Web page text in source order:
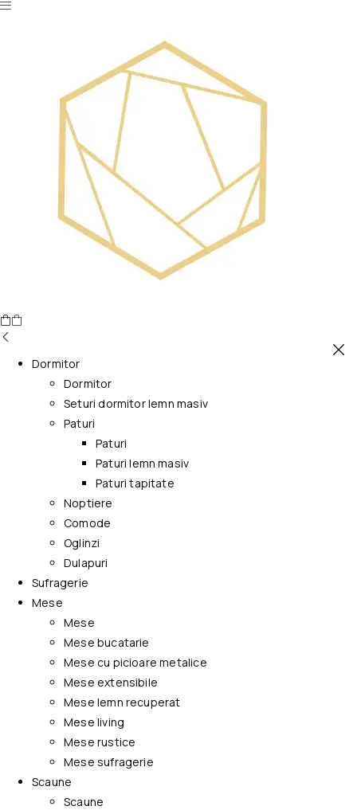
Dormitor
Dormitor
Seturi dormitor lemn masiv
Paturi
Paturi
Paturi lemn masiv
Paturi tapitate
Noptiere
Comode
Oglinzi
Dulapuri
Sufragerie
Mese
Mese
Mese bucatarie
Mese cu picioare metalice
Mese extensibile
Mese lemn recuperat
Mese living
Mese rustice
Mese sufragerie
Scaune
Scaune